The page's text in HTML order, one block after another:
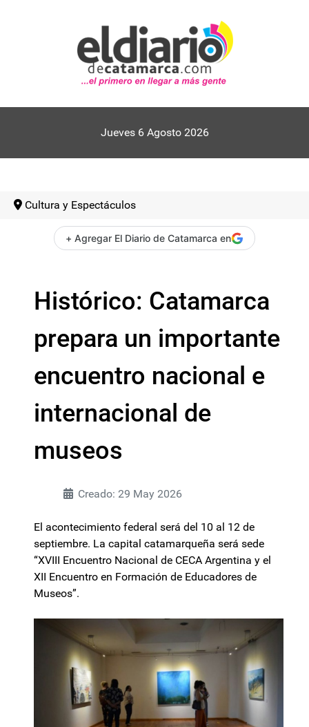
Jueves 6 Agosto 2026
Cultura y Espectáculos
+ Agregar El Diario de Catamarca en
Histórico: Catamarca
prepara un importante
encuentro nacional e
internacional de
museos
Creado: 29 May 2026
El acontecimiento federal será del 10 al 12 de
septiembre. La capital catamarqueña será sede
“XVIII Encuentro Nacional de CECA Argentina y el
XII Encuentro en Formación de Educadores de
Museos”.